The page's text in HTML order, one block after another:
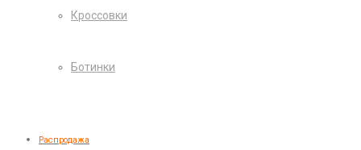
Кроссовки
Ботинки
Распродажа